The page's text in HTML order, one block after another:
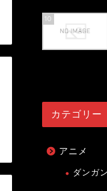
10
カテゴリー
アニメ
ダンガ